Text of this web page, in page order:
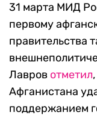
31 марта МИД
первому
правительства
Лавров отметил
Афганистана
поддержанием